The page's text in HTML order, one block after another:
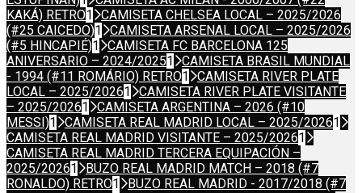
KAKÁ) RETRO1
CAMISETA CHELSEA LOCAL – 2025/2026
(#25 CAICEDO)1
CAMISETA ARSENAL LOCAL – 2025/2026
(#5 HINCAPIÉ)1
CAMISETA FC BARCELONA 125
ANIVERSARIO – 2024/20251
CAMISETA BRASIL MUNDIAL
- 1994 (#11 ROMÁRIO) RETRO1
CAMISETA RIVER PLATE
LOCAL – 2025/20261
CAMISETA RIVER PLATE VISITANTE
– 2025/20261
CAMISETA ARGENTINA – 2026 (#10
MESSI)1 CAMISETA REAL MADRID LOCAL – 2025/20261
CAMISETA REAL MADRID VISITANTE – 2025/20261
CAMISETA REAL MADRID TERCERA EQUIPACIÓN –
2025/20261
BUZO REAL MADRID MATCH – 2018 (#7
RONALDO) RETRO1
BUZO REAL MADRID - 2017/2018 (#7